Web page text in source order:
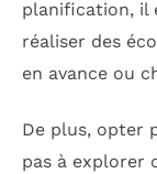
planification, il
réaliser des
en avance ou
De plus, opter
pas à explorer